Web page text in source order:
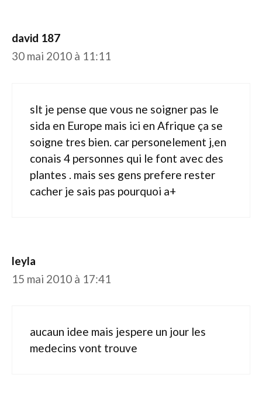
david 187
30 mai 2010 à 11:11
slt je pense que vous ne soigner pas le
sida en Europe mais ici en Afrique ça se
soigne tres bien. car personelement j,en
conais 4 personnes qui le font avec des
plantes . mais ses gens prefere rester
cacher je sais pas pourquoi a+
leyla
15 mai 2010 à 17:41
aucaun idee mais jespere un jour les
medecins vont trouve